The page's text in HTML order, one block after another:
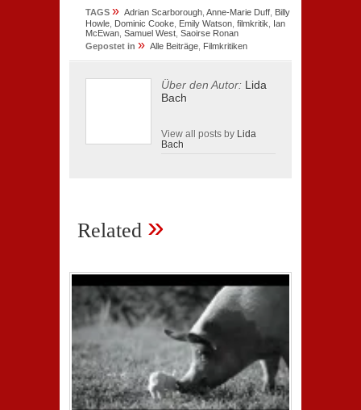
TAGS » Adrian Scarborough Anne-Marie Duff Billy
Howle Dominic Cooke Emily Watson filmkritik
Ian
McEwan Samuel West Saoirse Ronan
Gepostet in » Alle Beiträge Filmkritiken
Über den Autor: Lida
Bach
View all posts by
Lida
Bach
Related »